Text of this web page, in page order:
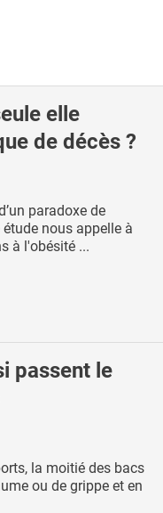
elle
de décès ?
paradoxe de
nous appelle à
à l'obésité ...
passent le
la moitié des bacs
ou de grippe et en